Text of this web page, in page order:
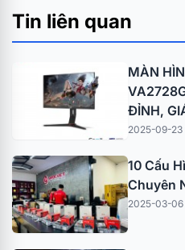
Tin liên quan
MÀN
ĐỈNH,
2025-09-23
10 Cấu
Chuyên
2025-03-06